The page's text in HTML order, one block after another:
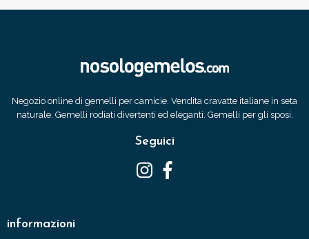
Negozio online di gemelli per camicie. Vendita cravatte italiane in seta
naturale. Gemelli rodiati divertenti ed eleganti. Gemelli per gli sposi.
Seguici
informazioni